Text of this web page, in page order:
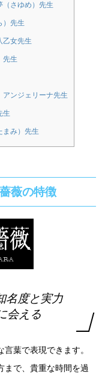
さゆめ）先生
）先生
乙女先生
先生
ンジェリーナ先生
生
み）先生
薇の特徴
名度と実力
会える
葉で表現できます。
まで、貴重な時間を過